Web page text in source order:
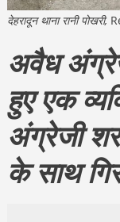
देहरादून थाना रानी पोखरी,
अवैध
हुए एक
अंग्रेजी
के साथ